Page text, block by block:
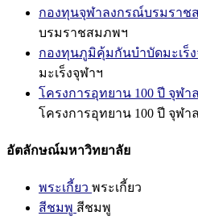
กองทุนจุฬาลงกรณ์บรมราช
บรมราชสมภพฯ
กองทุนภูมิคุ้มกันบำบัดมะเร็ง
มะเร็งจุฬาฯ
โครงการอุทยาน 100 ปี จุฬ
โครงการอุทยาน 100 ปี จุฬ
อัตลักษณ์มหาวิทยาลัย
พระเกี้ยว พระเกี้ยว
สีชมพู สีชมพู